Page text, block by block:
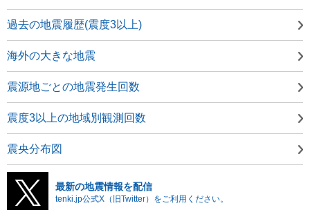
過去の地震履歴(震度3以上)
海外の大きな地震
震源地ごとの地震発生回数
震度3以上の地域別観測回数
震央分布図
最新の地震情報を配信
tenki.jp公式X（旧Twitter）をご利用ください。